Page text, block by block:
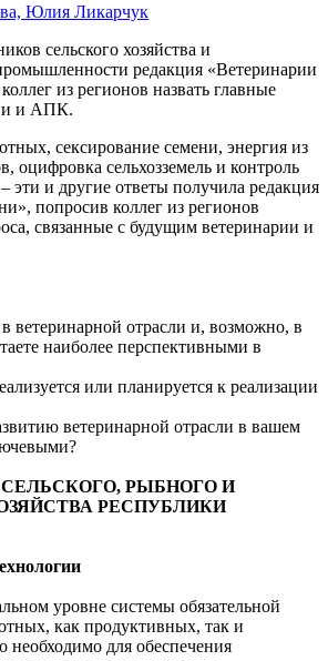
Юлия Ликарчук
сельского хозяйства и
редакция «Ветеринарии
из регионов назвать главные
и АПК.
сексирование семени, энергия из
оцифровка сельхозземель и контроль
эти и другие ответы получила редакция
попросив коллег из регионов
связанные с будущим ветеринарии и
ветеринарной отрасли и, возможно, в
наиболее перспективными в
или планируется к реализации
ветеринарной отрасли в вашем
РЫБНОГО И
РЕСПУБЛИКИ
уровне системы обязательной
как продуктивных, так и
для обеспечения